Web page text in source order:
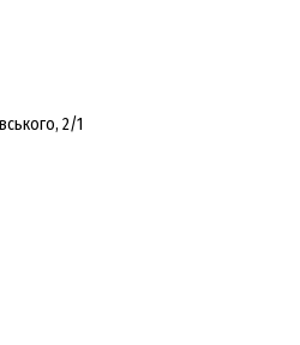
2/1